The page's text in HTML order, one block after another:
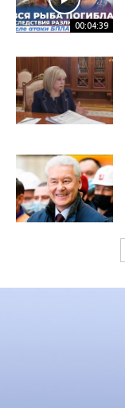
00:04:39